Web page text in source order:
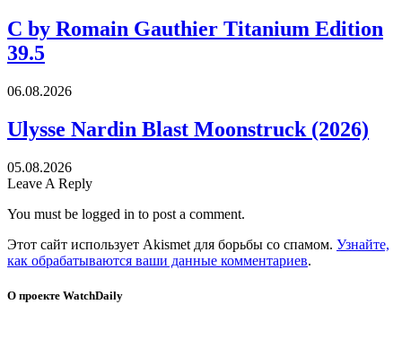
C by Romain Gauthier Titanium Edition
39.5
06.08.2026
Ulysse Nardin Blast Moonstruck (2026)
05.08.2026
Leave A Reply
You must be logged in to post a comment.
Этот сайт использует Akismet для борьбы со спамом. Узнайте,
как обрабатываются ваши данные комментариев.
О проекте WatchDaily